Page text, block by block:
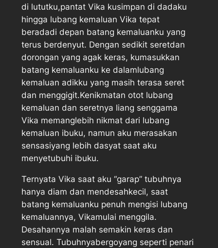
di lututku,pantat Vika kusimpan di dadaku
hingga lubang kemaluan Vika tepat
beradadi depan batang kemaluanku yang
terus berdenyut. Dengan sedikit seretdan
dorongan yang agak keras, kumasukkan
batang kemaluanku ke dalamlubang
kemaluan adikku yang masih terasa seret
dan menggigit.Kenikmatan otot lubang
kemaluan dan seretnya liang senggama
Vika memanglebih nikmat dari lubang
kemaluan ibuku, namun aku merasakan
sensasiyang lebih dasyat saat aku
menyetubuhi ibuku.
Ternyata Vika saat aku “garap” tubuhnya
hanya diam dan mendesahkecil, saat
batang kemaluanku penuh mengisi lubang
kemaluannya, Vikamulai menggila.
Desahannya malah semakin keras dan
sensual. Tubuhnyabergoyang seperti penari